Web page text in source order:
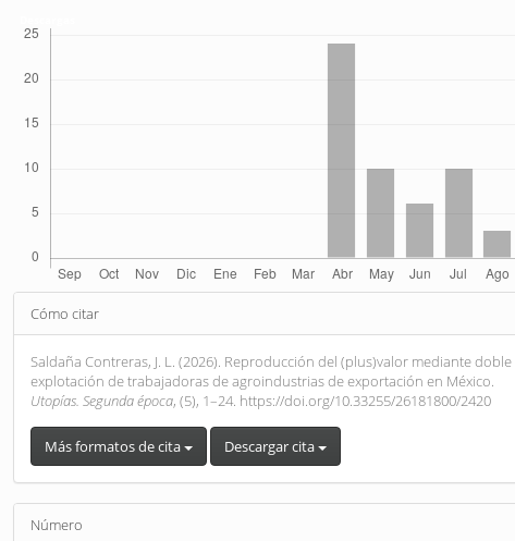
Detalles
del
artículo
Cómo citar
Saldaña Contreras, J. L. (2026). Reproducción del (plus)valor mediante doble
explotación de trabajadoras de agroindustrias de exportación en México.
Utopías. Segunda época, (5), 1–24. https://doi.org/10.33255/26181800/2420
Más formatos de cita Descargar cita
Número